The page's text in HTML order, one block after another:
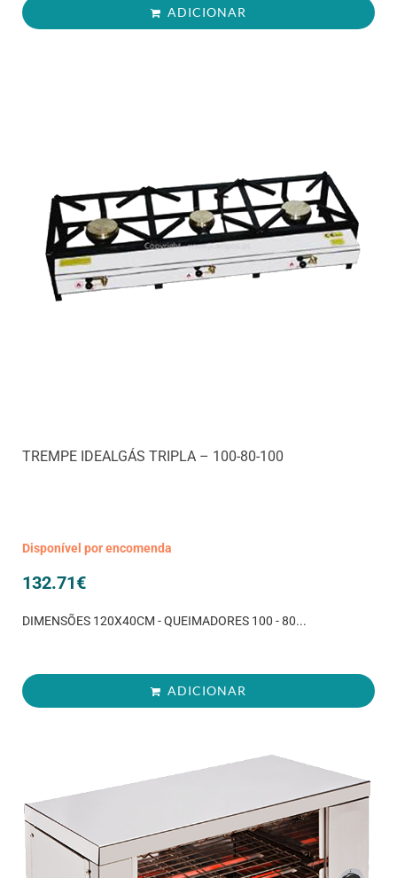
ADICIONAR
TREMPE IDEALGÁS TRIPLA – 100-80-100
Disponível por encomenda
132.71€
DIMENSÕES 120X40CM - QUEIMADORES 100 - 80...
ADICIONAR